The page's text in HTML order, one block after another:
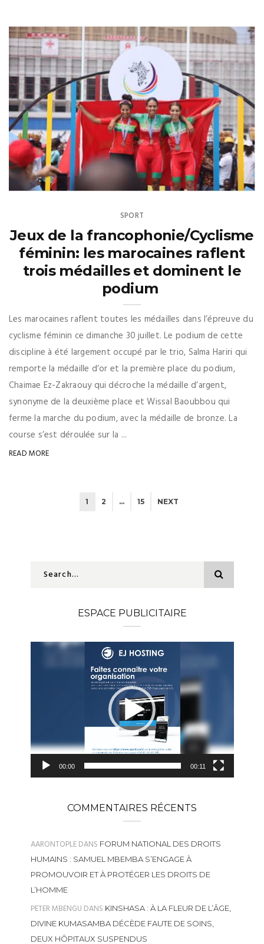
SPORT
Jeux de la francophonie/Cyclisme
féminin: les marocaines raflent
trois médailles et dominent le
podium
Les marocaines raflent toutes les médailles dans l’épreuve du
cyclisme féminin ce dimanche 30 juillet. Le podium de cette
discipline à été largement occupé par le trio, Salma Hariri qui
remporte la médaille d’or et la première place du podium,
Chaimae Ez-Zakraouy qui décroche la médaille d’argent,
synonyme de la deuxième place et Wissal Baoubbou qui
ferme la marche du podium, avec la médaille de bronze. La
course s’est déroulée sur la ...
READ MORE
1 2 … 15 NEXT
ESPACE PUBLICITAIRE
Lecteur
vidéo
00:00 00:11
COMMENTAIRES RÉCENTS
AARONTOPLEDANS FORUM NATIONAL DES DROITS
HUMAINS : SAMUEL MBEMBA S’ENGAGE À
PROMOUVOIR ET À PROTÉGER LES DROITS DE
L’HOMME
PETER MBENGU DANS KINSHASA : À LA FLEUR DE L’ÂGE,
DIVINE KUMASAMBA DÉCÈDE FAUTE DE SOINS,
DEUX HÔPITAUX SUSPENDUS